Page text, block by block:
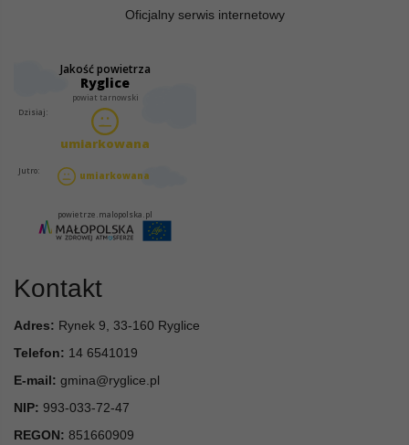
Oficjalny serwis internetowy
Kontakt
Adres: Rynek 9, 33-160 Ryglice
Telefon: 14 6541019
E-mail: gmina@ryglice.pl
NIP: 993-033-72-47
REGON: 851660909